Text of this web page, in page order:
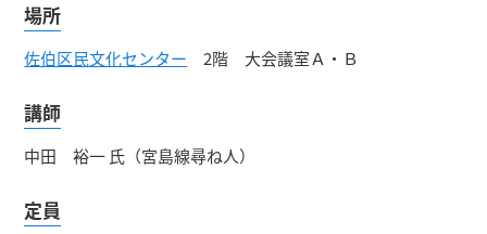
場所
佐伯区民文化センター 2階 大会議室Ａ・Ｂ
講師
中田 裕一 氏（宮島線尋ね人）
定員